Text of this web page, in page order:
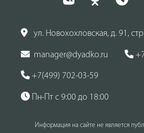
ул. Новохохловская, д. 91,
manager@dyadko.ru
+7(499) 702-03-59
Пн-Пт с 9:00 до 18:00
Информация на сайте не является